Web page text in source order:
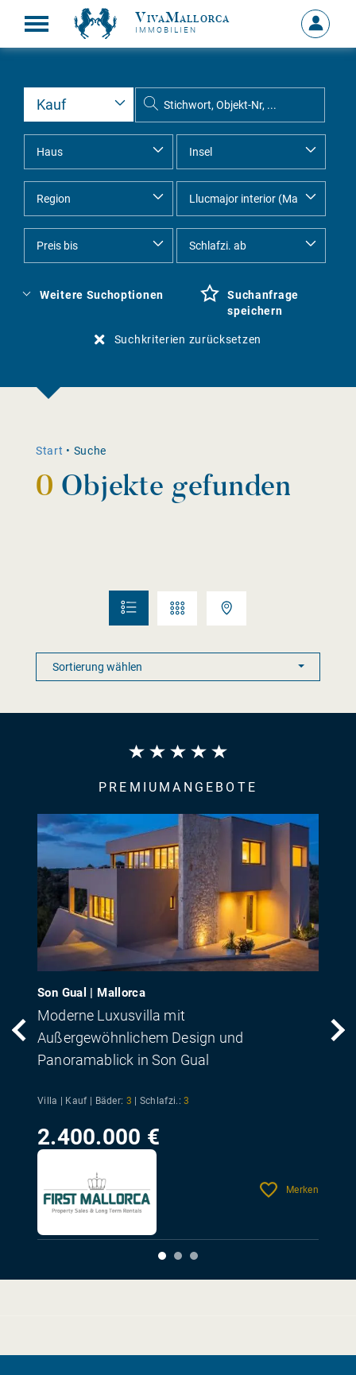
VivaMallorca
IMMOBILIEN
MEIN
Weitere Suchoptionen
Suchanfrage
speichern
Suchkriterien zurücksetzen
Start • Suche
0 Objekte gefunden
PREMIUMANGEBOTE
Son Gual | Mallorca
Moderne Luxusvilla mit
Außergewöhnlichem Design und
Panoramablick in Son Gual
Villa | Kauf | Bäder: 3 Schlafzi.: 3
2.400.000 €
Merken